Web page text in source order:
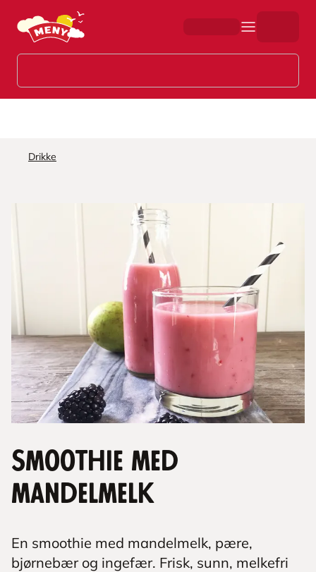
Hopp til hovedinnhold
Drikke
Smoothie med
mandelmelk
En smoothie med mandelmelk, pære,
bjørnebær og ingefær. Frisk, sunn, melkefri